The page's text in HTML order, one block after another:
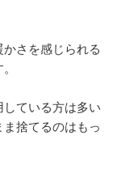
さを感じられる
ている方は多い
捨てるのはもっ